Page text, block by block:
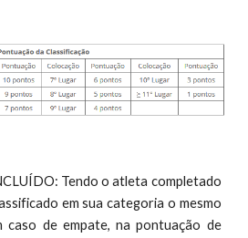
Tendo o atleta completado
em sua categoria o mesmo
caso de empate, na pontuação de